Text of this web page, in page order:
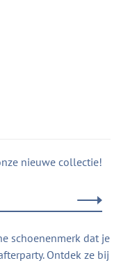
nieuwe collectie!
schoenenmerk dat je
Ontdek ze bij